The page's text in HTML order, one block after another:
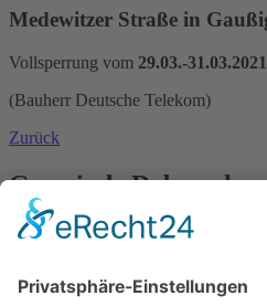
Medewitzer Straße in
Vollsperrung vom 29.03.-31.03.2021
(Bauherr Deutsche Telekom)
Zurück
Gemeinde
OT Gnaschwitz, Hauptstraße 13
Tel. 035930 55 60 60